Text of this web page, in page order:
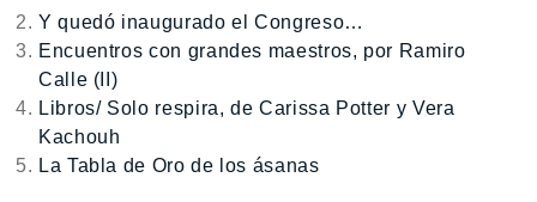
Y quedó inaugurado el Congreso…
Encuentros con grandes maestros, por Ramiro
Calle (II)
Libros/ Solo respira, de Carissa Potter y Vera
Kachouh
La Tabla de Oro de los ásanas